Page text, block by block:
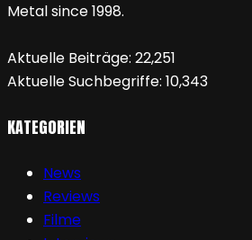
Metal since 1998.
Aktuelle Beiträge: 22,251
Aktuelle Suchbegriffe: 10,343
KATEGORIEN
News
Reviews
Filme